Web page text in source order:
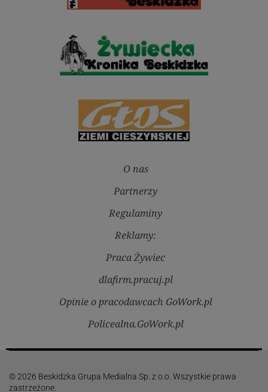
O nas
Partnerzy
Regulaminy
Reklamy:
Praca Żywiec
dlafirm.pracuj.pl
Opinie o pracodawcach GoWork.pl
Policealna.GoWork.pl
© 2026 Beskidzka Grupa Medialna Sp. z o.o. Wszystkie prawa
zastrzeżone.